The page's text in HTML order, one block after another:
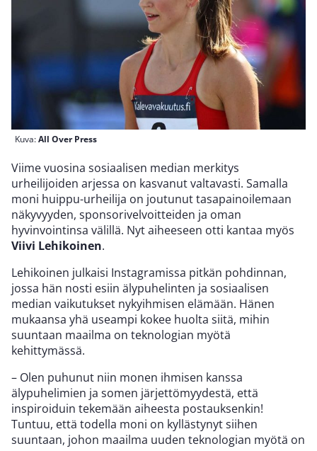
Kuva:All Over Press
Viime vuosina sosiaalisen median merkitys
urheilijoiden arjessa on kasvanut valtavasti. Samalla
moni huippu-urheilija on joutunut tasapainoilemaan
näkyvyyden, sponsorivelvoitteiden ja oman
hyvinvointinsa välillä. Nyt aiheeseen otti kantaa myös
Viivi Lehikoinen.
Lehikoinen julkaisi Instagramissa pitkän pohdinnan,
jossa hän nosti esiin älypuhelinten ja sosiaalisen
median vaikutukset nykyihmisen elämään. Hänen
mukaansa yhä useampi kokee huolta siitä, mihin
suuntaan maailma on teknologian myötä
kehittymässä.
– Olen puhunut niin monen ihmisen kanssa
älypuhelimien ja somen järjettömyydestä, että
inspiroiduin tekemään aiheesta postauksenkin!
Tuntuu, että todella moni on kyllästynyt siihen
suuntaan, johon maailma uuden teknologian myötä on